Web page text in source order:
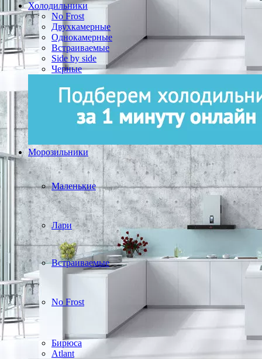
Холодильники
No Frost
Двухкамерные
Однокамерные
Встраиваемые
Side by side
Черные
Морозильники
Маленькие
Лари
Встраиваемые
No Frost
Бирюса
Atlant